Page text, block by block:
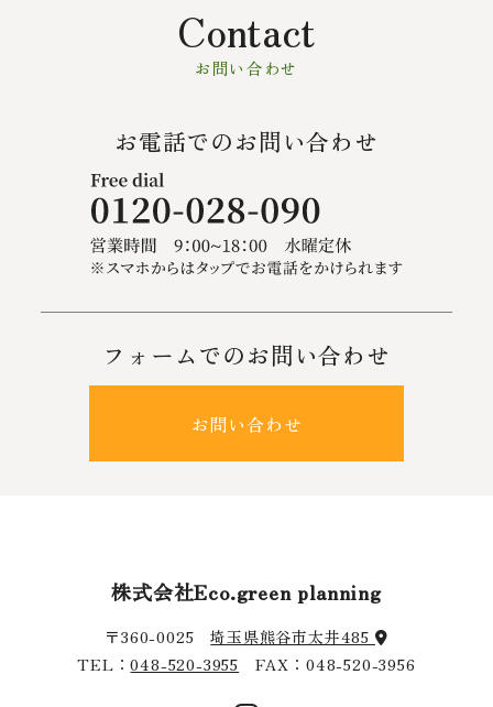
Contact
お問い合わせ
お電話でのお問い合わせ
フォームでのお問い合わせ
お問い合わせ
株式会社Eco.green planning
〒360-0025埼玉県熊谷市太井485
TEL：048-520-3955 FAX：048-520-3956